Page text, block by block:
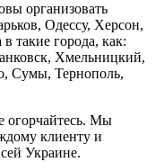
организовать
Одессу, Херсон,
такие города, как:
Хмельницкий,
Сумы, Тернополь,
огорчайтесь. Мы
клиенту и
Украине.